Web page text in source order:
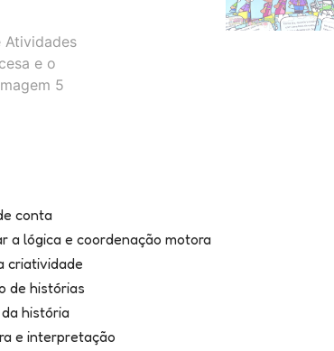
conta
a lógica e coordenação motora
criatividade
de histórias
história
e interpretação